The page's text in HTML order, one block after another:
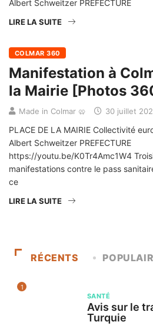
Albert Schweitzer PREFECTURE
LIRE LA SUITE
COLMAR 360
Manifestation à
la Mairie [Photos
Made in Colmar 🥨 30 juillet
PLACE DE LA MAIRIE Collectivité
Albert Schweitzer PREFECTURE
https://youtu.be/K0Tr4Amc1W4
manifestations contre le pass
ce
LIRE LA SUITE
RÉCENTS
1
SANTÉ
Avis sur le
Turquie